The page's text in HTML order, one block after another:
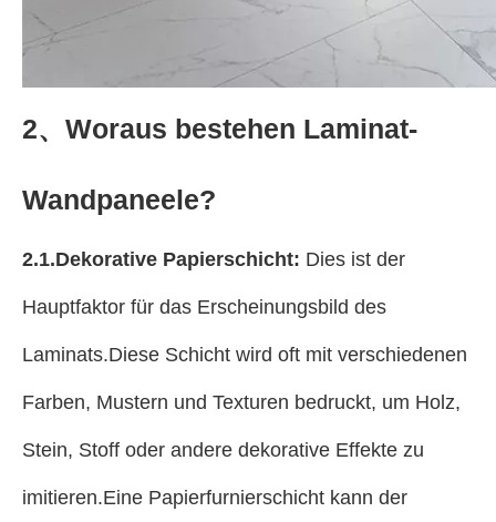
2、Woraus bestehen Laminat-
Wandpaneele?
2.1.Dekorative Papierschicht: Dies ist der
Hauptfaktor für das Erscheinungsbild des
Laminats.Diese Schicht wird oft mit verschiedenen
Farben, Mustern und Texturen bedruckt, um Holz,
Stein, Stoff oder andere dekorative Effekte zu
imitieren.Eine Papierfurnierschicht kann der